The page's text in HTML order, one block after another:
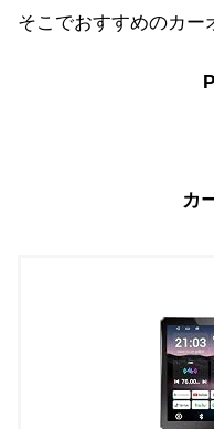
そこでおすすめのカー
カ